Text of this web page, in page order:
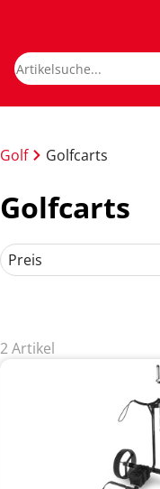
Golf Golfcarts
Golfcarts
Preis
2 Artikel